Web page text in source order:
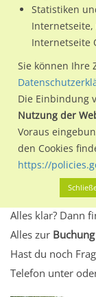
Nutze günstige
Berg 34-36
Freie und
Wir erheben für
aktuelle
kannst du dich
Standort, seine
eventuelle
Werbeinhalten
Alles klar? Dann
Alles zur Buchung
Hast du noch
Telefon unter
Statistiken
Internetseite
Sie können Ihre
Die Einbindung
Nutzung der
Voraus
den Cookies
https://